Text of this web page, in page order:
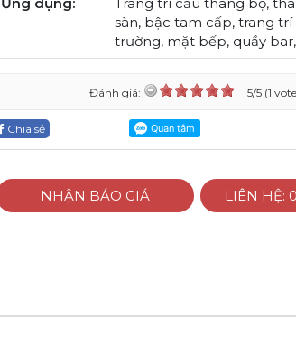
sàn, bậc tam cấp, trang
trường, mặt bếp, quầy
Đánh giá: 5/5 (1
Chia sẻ
NHẬN BÁO GIÁ LIÊN HỆ: